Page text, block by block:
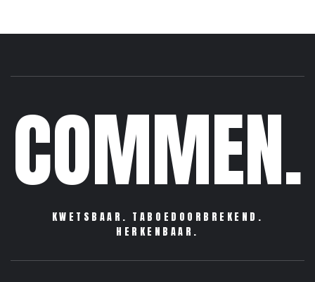
COMMEN.
KWETSBAAR. TABOEDOORBREKEND.
HERKENBAAR.